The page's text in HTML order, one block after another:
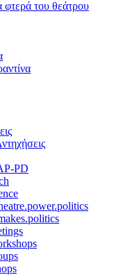
του θεάτρου
PD